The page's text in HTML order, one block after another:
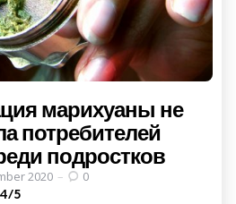
марихуаны не
потребителей
подростков
2020
0
5